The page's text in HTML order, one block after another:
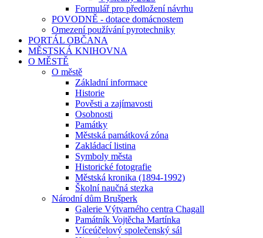
Formulář pro předložení návrhu
POVODNĚ - dotace domácnostem
Omezení používání pyrotechniky
PORTÁL OBČANA
MĚSTSKÁ KNIHOVNA
O MĚSTĚ
O městě
Základní informace
Historie
Pověsti a zajímavosti
Osobnosti
Památky
Městská památková zóna
Zakládací listina
Symboly města
Historické fotografie
Městská kronika (1894-1992)
Školní naučná stezka
Národní dům Brušperk
Galerie Výtvarného centra Chagall
Památník Vojtěcha Martínka
Víceúčelový společenský sál